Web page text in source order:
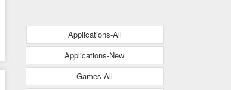
Applications-All
Applications-New
Games-All